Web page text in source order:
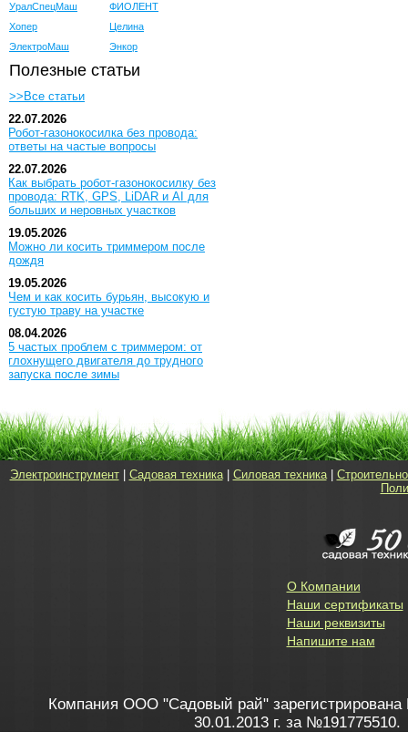
УралСпецМаш
ФИОЛЕНТ
Хопер
Целина
ЭлектроМаш
Энкор
Полезные статьи
>>Все статьи
22.07.2026
Робот-газонокосилка без провода:
ответы на частые вопросы
22.07.2026
Как выбрать робот-газонокосилку без
провода: RTK, GPS, LiDAR и AI для
больших и неровных участков
19.05.2026
Можно ли косить триммером после
дождя
19.05.2026
Чем и как косить бурьян, высокую и
густую траву на участке
08.04.2026
5 частых проблем с триммером: от
глохнущего двигателя до трудного
запуска после зимы
Электроинструмент| Садовая техника| Силовая техника|
О Компании
Наши сертификаты
Наши реквизиты
Напишите нам
Компания ООО "Садовый рай" зарегистрирована
30.01.2013 г. за №191775510.